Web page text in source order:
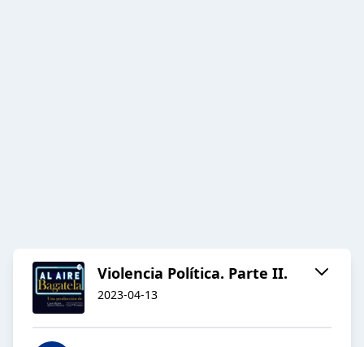
Violencia Política. Parte II.
2023-04-13